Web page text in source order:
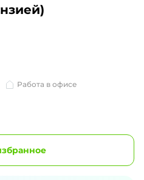
Работа в офисе